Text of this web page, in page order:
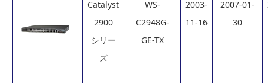
Catalyst
2900
シリー
ズ
WS-
C2948G-
GE-TX
2003-
11-16
2007-01-
30